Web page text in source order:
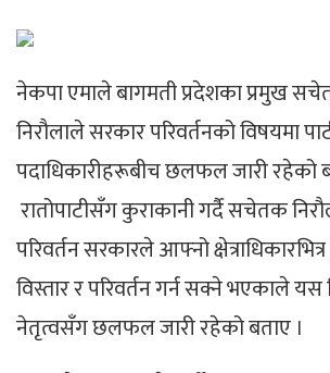
नेकपा एमाले बागमती प्रदेशका प्रमुख
निरौलाले सरकार परिवर्तनको विषयमा
पदाधिकारीहरूबीच छलफल जारी रहेको
रातोपाटीसँग कुराकानी गर्दै सचेतक
परिवर्तन सरकारले आफ्नो
विस्तार र परिवर्तन गर्न सक्ने भएकाले यस
नेतृत्वसँग छलफल जारी रहेको बताए ।